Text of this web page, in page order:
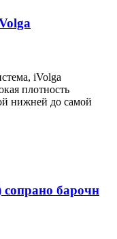
iVolga
плотность
нижней до самой
барочн